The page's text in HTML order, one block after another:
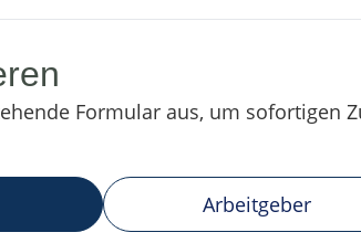
Formular aus, um sofortigen
Arbeitgeber